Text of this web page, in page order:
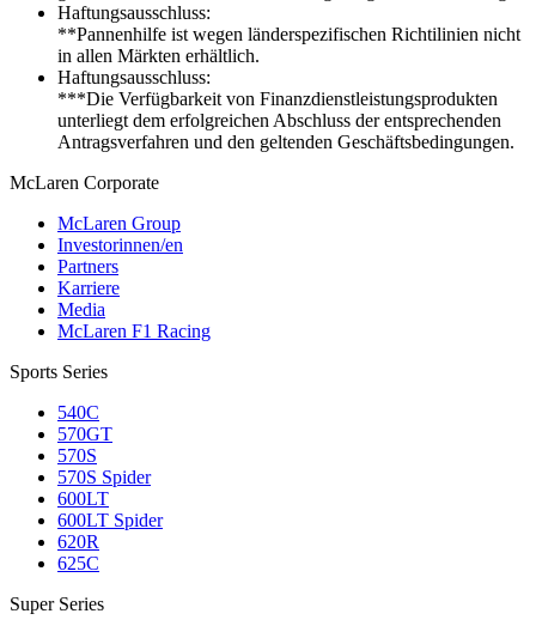
Haftungsausschluss:
**Pannenhilfe ist wegen länderspezifischen Richtilinien nicht
in allen Märkten erhältlich.
Haftungsausschluss:
***Die Verfügbarkeit von Finanzdienstleistungsprodukten
unterliegt dem erfolgreichen Abschluss der entsprechenden
Antragsverfahren und den geltenden Geschäftsbedingungen.
McLaren Corporate
McLaren Group
Investorinnen/en
Partners
Karriere
Media
McLaren F1 Racing
Sports Series
540C
570GT
570S
570S Spider
600LT
600LT Spider
620R
625C
Super Series